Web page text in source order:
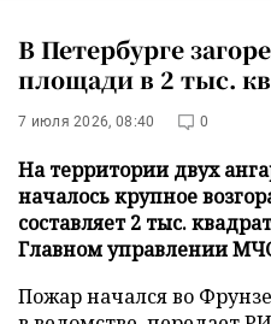
В Петербурге
площади в 2 тыс.
7 июля 2026, 08:40 0
На территории двух
началось крупное
составляет 2 тыс.
Главном управлении
Пожар начался во